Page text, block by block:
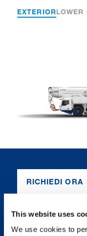
This website uses
We use cookies to
EXTERIORLOWER
RICHIEDI ORA
SCHEDA